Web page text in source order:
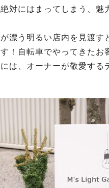
対にはまってしまう、魅
漂う明るい店内を見渡す
！自転車でやってきたお
は、オーナーが敬愛する